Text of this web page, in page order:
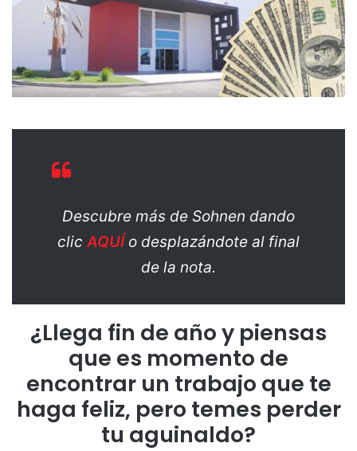
Descubre más de Sohnen dando
clic AQUÍo desplazándote al final
de la nota.
¿Llega fin de año y piensas
que es momento de
encontrar un trabajo que te
haga feliz, pero temes perder
tu aguinaldo?